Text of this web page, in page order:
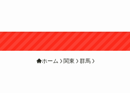
ホーム 関東 群馬